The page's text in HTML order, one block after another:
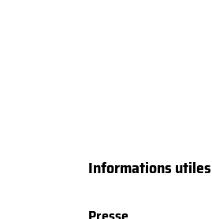
Informations utiles